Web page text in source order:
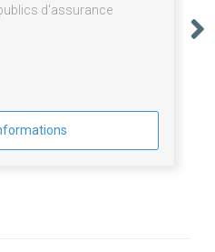
d'assurance